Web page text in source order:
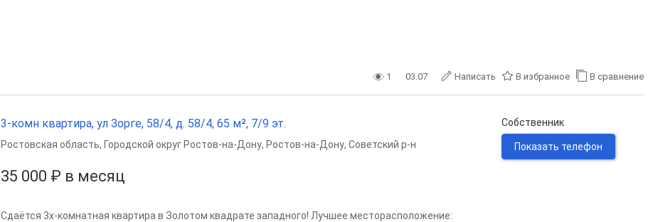
1 03.07 Написать В избранное В сравнение
3-комн квартира, ул Зорге, 58/4, д. 58/4, 65 м², 7/9 эт.
35 000 ₽ в месяц
Ростовская область, Городской округ Ростов-на-Дону, Ростов-на-Дону, Советский р-н
Сдаётся 3х-комнатная квартира в Золотом квадрате западного! Лучшее месторасположение:
Собственник
Показать телефон